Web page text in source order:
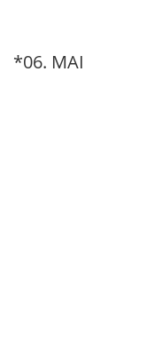
*06. MAI